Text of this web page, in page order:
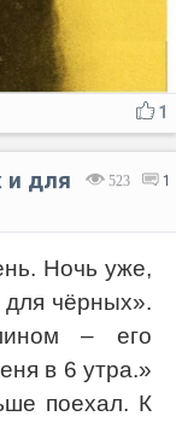
1
523 1
и для
Ночь уже,
для чёрных».
– его
в 6 утра.»
поехал. К